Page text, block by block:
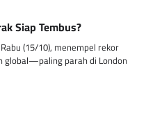
Siap Tembus?
(15/10), menempel rekor
global—paling parah di London